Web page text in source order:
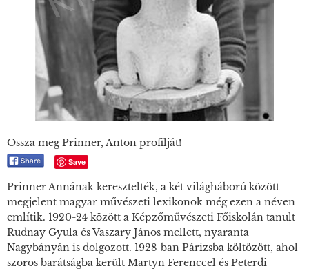
Ossza meg Prinner, Anton profilját!
Save
Prinner Annának keresztelték, a két világháború között
megjelent magyar művészeti lexikonok még ezen a néven
említik. 1920-24 között a Képzőművészeti Főiskolán tanult
Rudnay Gyula és Vaszary János mellett, nyaranta
Nagybányán is dolgozott. 1928-ban Párizsba költözött, ahol
szoros barátságba került Martyn Ferenccel és Peterdi